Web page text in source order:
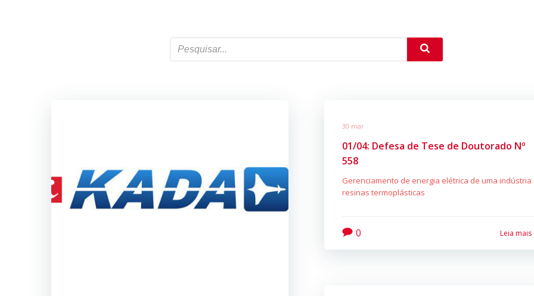
30 mar
01/04: Defesa de Tese de Doutorado Nº
558
Gerenciamento de energia elétrica de uma indústria
resinas termoplásticas
0 Leia mais